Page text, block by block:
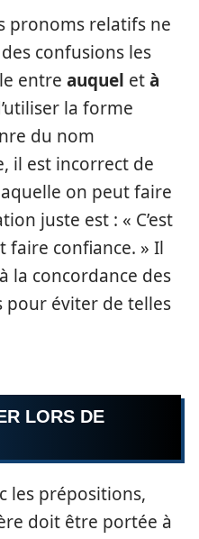
pronoms relatifs ne
confusions les
entre auquel età
la forme
du nom
il est incorrect de
on peut faire
juste est : « C’est
confiance. » Il
la concordance des
pour éviter de telles
LORS DE
les prépositions,
doit être portée à